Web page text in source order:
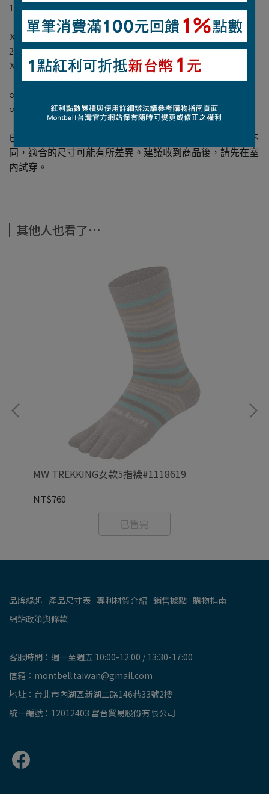
172克（M尺寸・單腳）
【尺寸】
XS（22.0～23.0cm）、S（23.5～24.5cm）、M（25.0～
26.0cm）、L（26.5～27.5cm）、XL（28.0～29.0cm）、
XXL（29.5～31.0cm）
【使用注意事項】
○請勿存放在高溫潮濕的地方。
○水洗後，請充分晾乾。
【特別注意事項】
已在戶外使用過的鞋款將不接受退換貨。因每個人的腳型不
同，適合的尺寸可能有所差異。建議收到商品後，請先在室
內試穿。
其他人也看了⋯
MW TREKKING女款5指襪#1118619
NT$760
已售完
品牌緣起 產品尺寸表 專利材質介紹 銷售據點 購物指南
網站政策與條款
客服時間：週一至週五 10:00-12:00 / 13:30-17:00
信箱：montbell.taiwan@gmail.com
地址：台北市內湖區新湖二路146巷33號2樓
統一編號：12012403 富台貿易股份有限公司